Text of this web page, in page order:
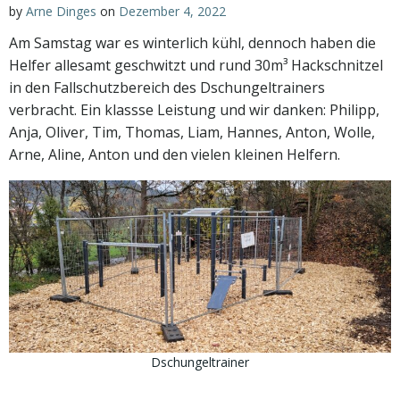
by Arne Dinges on Dezember 4, 2022
Am Samstag war es winterlich kühl, dennoch haben die
Helfer allesamt geschwitzt und rund 30m³ Hackschnitzel
in den Fallschutzbereich des Dschungeltrainers
verbracht. Ein klassse Leistung und wir danken: Philipp,
Anja, Oliver, Tim, Thomas, Liam, Hannes, Anton, Wolle,
Arne, Aline, Anton und den vielen kleinen Helfern.
Dschungeltrainer